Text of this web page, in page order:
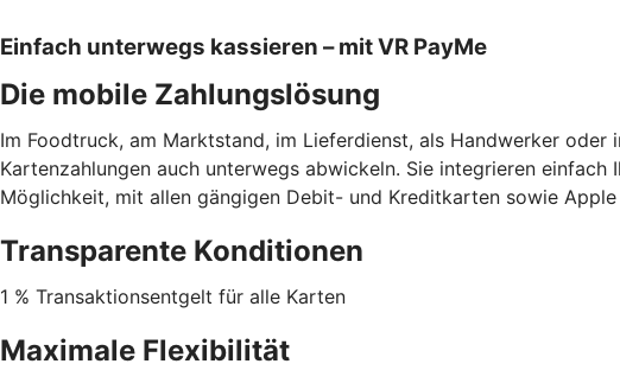
Einfach unterwegs kassieren – mit VR PayMe
Die mobile Zahlungslösung
Im Foodtruck, am Marktstand, im Lieferdienst, als Handwerker
Kartenzahlungen auch unterwegs abwickeln. Sie integrieren
Möglichkeit, mit allen gängigen Debit- und Kreditkarten sowie
Transparente Konditionen
1 % Transaktionsentgelt für alle Karten
Maximale Flexibilität